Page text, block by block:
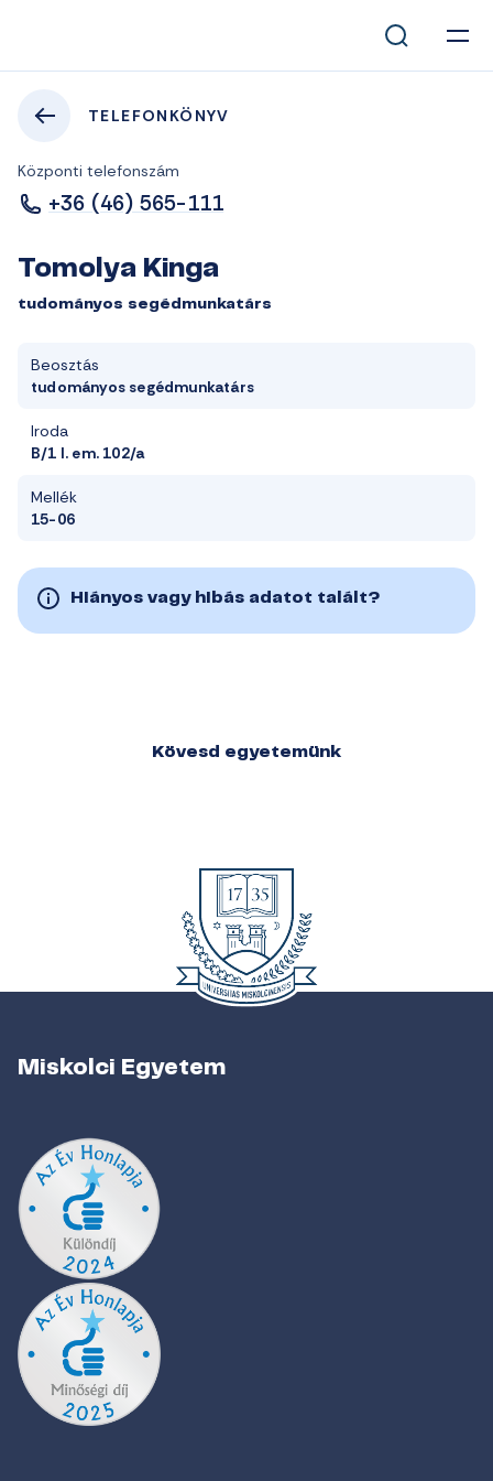
TELEFONKÖNYV
Központi telefonszám
+36 (46) 565-111
Tomolya Kinga
tudományos segédmunkatárs
Beosztás
tudományos segédmunkatárs
Iroda
B/1 I. em. 102/a
Mellék
15-06
Hiányos vagy hibás adatot talált?
Kövesd egyetemünk
Miskolci Egyetem